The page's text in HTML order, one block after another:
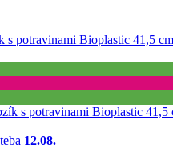
s potravinami Bioplastic 41,5 cm
12.08.